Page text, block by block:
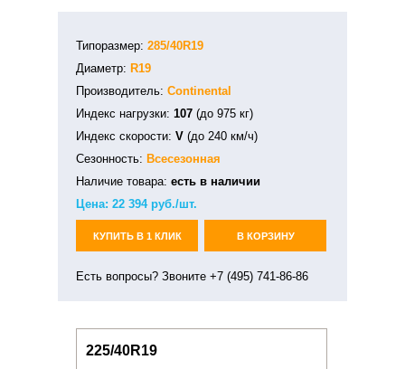
Типоразмер: 285/40R19
Диаметр: R19
Производитель: Continental
Индекс нагрузки: 107 (до 975 кг)
Индекс скорости: V (до 240 км/ч)
Сезонность: Всесезонная
Наличие товара: есть в наличии
Цена: 22 394руб./шт.
КУПИТЬ В 1 КЛИК В КОРЗИНУ
Есть вопросы? Звоните +7 (495) 741-86-86
225/40R19